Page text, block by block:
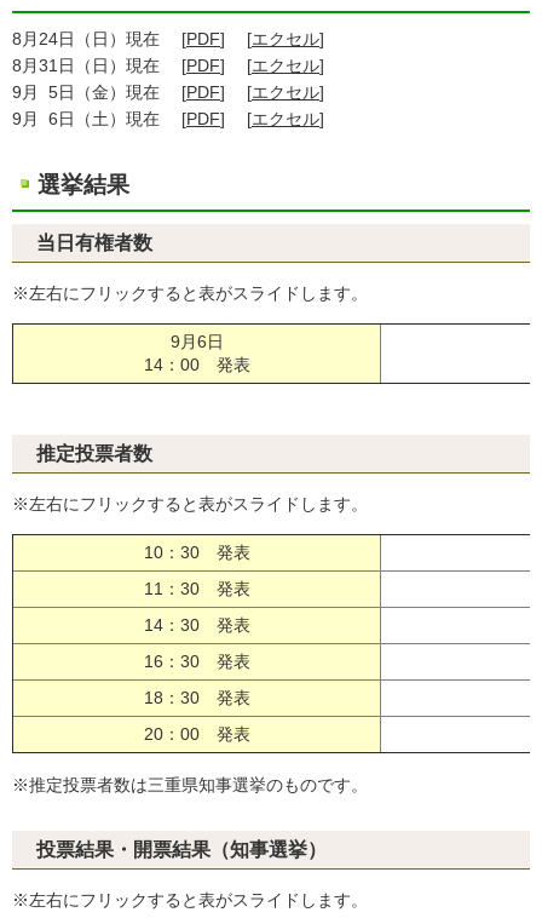
8月24日（日）現在 [PDF] [エクセル]
8月31日（日）現在 [PDF] [エクセル]
9月 5日（金）現在 [PDF] [エクセル]
9月 6日（土）現在 [PDF] [エクセル]
選挙結果
当日有権者数
※左右にフリックすると表がスライドします。
9月6日
14：00 発表
推定投票者数
※左右にフリックすると表がスライドします。
10：30 発表
11：30 発表
14：30 発表
16：30 発表
18：30 発表
20：00 発表
※推定投票者数は三重県知事選挙のものです。
投票結果・開票結果（知事選挙）
※左右にフリックすると表がスライドします。